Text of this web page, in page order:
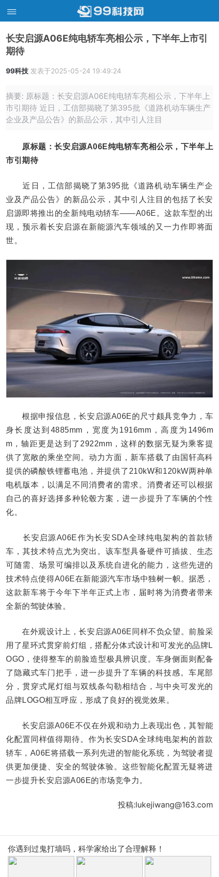
长安启源A06E纯电轿车亮相公示，下半年上市引
期待
99科技 发表于2025-05-24 19:49:24
摘要: 原标题：长安启源A06E纯电轿车亮相公示，下半年上
市引期待 近日，工信部揭晓了第395批《道路机动车辆生产
企业及产品公告》的新品公示，其中引人注目
原标题：长安启源A06E纯电轿车亮相公示，下半年上
市引期待
近日，工信部揭晓了第395批《道路机动车辆生产企
业及产品公告》的新品公示，其中引人注目的包括了长安
启源即将推出的全新纯电动轿车——A06E。这款车型的出
现，预示着长安启源在新能源汽车领域的又一力作即将面
世。
根据申报信息，长安启源A06E的尺寸颇具竞争力，车
身长度达到4885mm，宽度为1916mm，高度为1496m
m，轴距更是达到了2922mm，这样的数据无疑为乘客提
供了宽敞的乘坐空间。动力方面，新车搭载了由国轩高科
提供的磷酸铁锂蓄电池，并提供了210kW和120kW两种单
电机版本，以满足不同消费者的需求。消费者还可以根据
自己的喜好选择多种轮毂方案，进一步提升了车辆的个性
化。
长安启源A06E作为长安SDA全球纯电架构的首款轿
车，其技术特点尤为突出。该车型具备硬件可插拔、生态
可随需、场景可编排以及系统自进化的能力，这些先进的
技术特点使得A06E在新能源汽车市场中独树一帜。据悉，
这款新车将于今年下半年正式上市，届时将为消费者带来
全新的驾驶体验。
在外观设计上，长安启源A06E同样不负众望。前脸采
用了星环式贯穿前灯组，搭配分体式设计和可发光的品牌L
OGO，使得整车的前脸造型极具辨识度。车身侧面则配备
了隐藏式车门把手，进一步提升了车辆的科技感。车尾部
分，贯穿式尾灯组与双线条勾勒相结合，与中央可发光的
品牌LOGO相互呼应，形成了良好的视觉效果。
长安启源A06E不仅在外观和动力上表现出色，其智能
化配置同样值得期待。作为长安SDA全球纯电架构的首款
轿车，A06E将搭载一系列先进的智能化系统，为驾驶者提
供更加便捷、安全的驾驶体验。这些智能化配置无疑将进
一步提升长安启源A06E的市场竞争力。
投稿:lukejiwang@163.com
你遇到过鬼打墙吗，科学家给出了合理解释！